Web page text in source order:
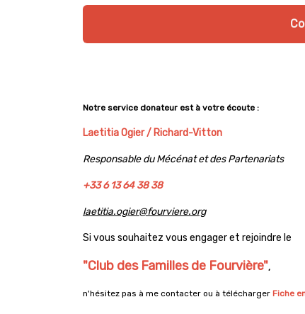
Notre service donateur est à votre écoute :
Laetitia Ogier / Richard-Vitton
Responsable du Mécénat et des Partenariats
+33 6 13 64 38 38
laetitia.ogier@fourviere.org
Si vous souhaitez vous engager et rejoindre le
"Club des Familles de Fourvière",
n'hésitez pas à me contacter ou à télécharger Fiche